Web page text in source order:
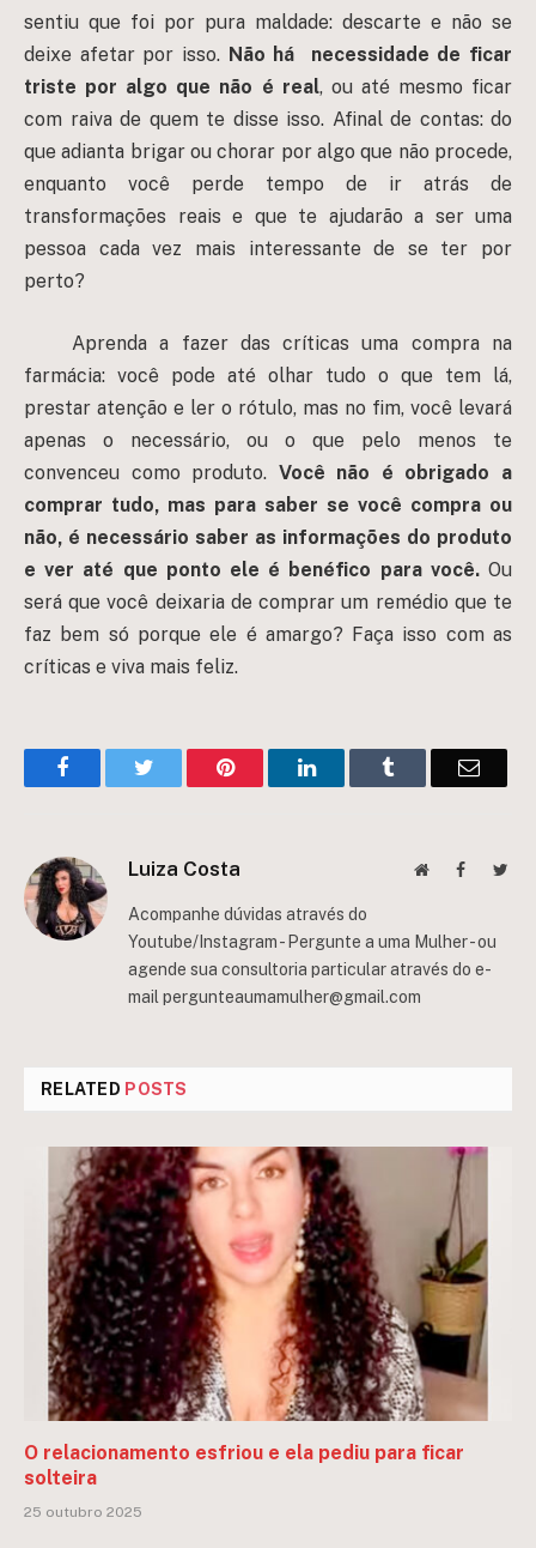
sentiu que foi por pura maldade: descarte e não se
deixe afetar por isso. Não há necessidade de ficar
triste por algo que não é real, ou até mesmo ficar
com raiva de quem te disse isso. Afinal de contas: do
que adianta brigar ou chorar por algo que não procede,
enquanto você perde tempo de ir atrás de
transformações reais e que te ajudarão a ser uma
pessoa cada vez mais interessante de se ter por
perto?
Aprenda a fazer das críticas uma compra na
farmácia: você pode até olhar tudo o que tem lá,
prestar atenção e ler o rótulo, mas no fim, você levará
apenas o necessário, ou o que pelo menos te
convenceu como produto. Você não é obrigado a
comprar tudo, mas para saber se você compra ou
não, é necessário saber as informações do produto
e ver até que ponto ele é benéfico para você.Ou
será que você deixaria de comprar um remédio que te
faz bem só porque ele é amargo? Faça isso com as
críticas e viva mais feliz.
FacebookTwitter Pinterest LinkedInTumblr Email
Luiza Costa WebsiteFacebook
Acompanhe dúvidas através do
Youtube/Instagram - Pergunte a uma Mulher - ou
agende sua consultoria particular através do e-
mail pergunteaumamulher@gmail.com
RELATED POSTS
O relacionamento esfriou e ela pediu para ficar
solteira
25 outubro 2025